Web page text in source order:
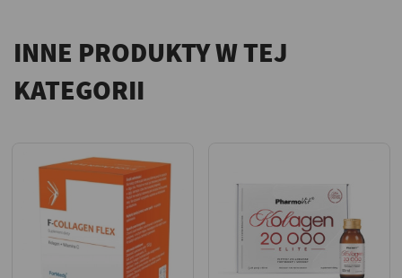
INNE PRODUKTY W TEJ
KATEGORII